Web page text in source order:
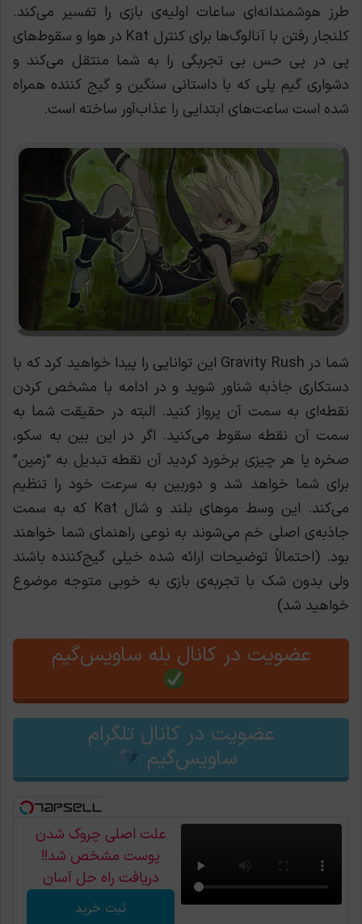
طرز هوشمندانه‌ای ساعات اولیه‌ی بازی را تفسیر می‌کند.
کلنجار رفتن با آنالوگ‌ها برای کنترل Kat در هوا و سقوط‌های
پی در پی حس بی تجربگی را به شما منتقل می‌کند و
دشواری گیم پلی که با داستانی سنگین و گیج کننده همراه
شده است ساعت‌های ابتدایی را عذاب‌آور ساخته است.
شما در Gravity Rush این توانایی را پیدا خواهید کرد که با
دستکاری جاذبه شناور شوید و در ادامه با مشخص کردن
نقطه‌ای به سمت آن پرواز کنید. البته در حقیقت شما به
سمت آن نقطه سقوط می‌کنید. اگر در این بین به سکو،
صخره یا هر چیزی برخورد کردید آن نقطه تبدیل به “زمین”
برای شما خواهد شد و دوربین به سرعت خود را تنظیم
می‌کند. این وسط موهای بلند و شال Kat که به سمت
جاذبه‌ی اصلی خم می‌شوند به نوعی راهنمای شما خواهند
بود. (احتمالاََ توضیحات ارائه شده خیلی گیج‌کننده باشند
ولی بدون شک با تجربه‌ی بازی به خوبی متوجه موضوع
خواهید شد)
عضویت در کانال بله ساویس‌گیم
عضویت در کانال تلگرام
ساویس‌گیم
علت اصلی چروک شدن
پوست مشخص شد!!
دریافت راه حل آسان
ثبت خرید